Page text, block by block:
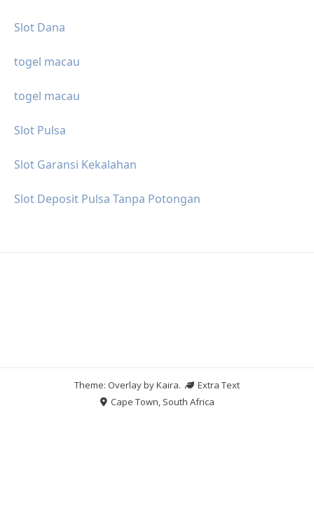
Slot Dana
togel macau
togel macau
Slot Pulsa
Slot Garansi Kekalahan
Slot Deposit Pulsa Tanpa Potongan
Theme: Overlay byKaira.
Extra Text
Cape Town, South Africa